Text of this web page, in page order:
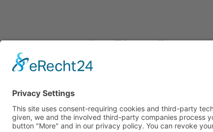
Pieper Grillshop-24/Golf
45964 Gladbeck
Rockwoolstr. 35
45966 Gladbeck